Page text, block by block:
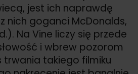
jest ich naprawdę
nich goganci McDonalds,
Na Vine liczy się przede
i wbrew pozorom
trwania takiego filmiku